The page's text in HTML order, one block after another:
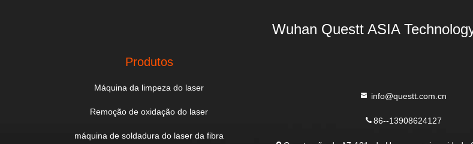
Wuhan Questt ASIA
Produtos
Máquina da limpeza do laser
Remoção de oxidação do laser
máquina de soldadura do laser da fibra
info@questt.com.cn
86--13908624127